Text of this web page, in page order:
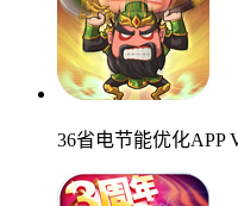
36省电节能优化APP